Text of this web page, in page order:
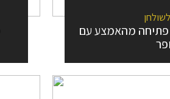
פתיחה מהאמצע עם